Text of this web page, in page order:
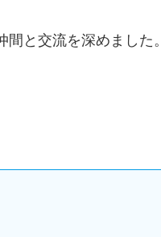
と交流を深めました。